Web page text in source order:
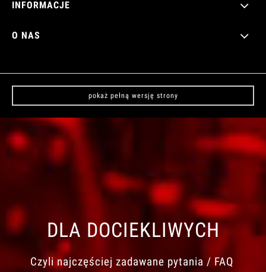
INFORMACJE
O NAS
pokaż pełną wersję strony
DLA DOCIEKLIWYCH
Czyli najczęściej zadawane pytania / FAQ